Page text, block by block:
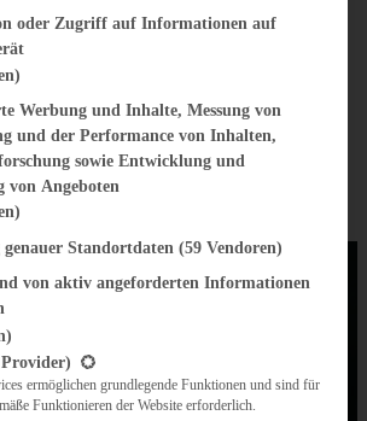
und Puderzucker
eine Liste der Zwecke des IAB Transparency and Consent
oder Zugriff auf Informationen auf
Werbung und Inhalte, Messung von
und der Performance von Inhalten,
sowie Entwicklung und
von Angeboten
genauer Standortdaten (59 Vendoren)
von aktiv angeforderten Informationen
Gruppen, für die eine Einwilligung erteilt werden
ermöglichen grundlegende Funktionen und sind für
Funktionieren der Website erforderlich.